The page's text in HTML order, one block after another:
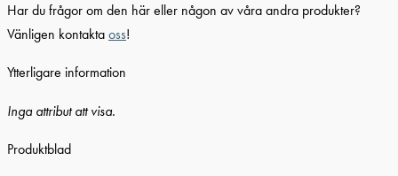
Har du frågor om den här eller någon av våra andra produkter?
Vänligen kontaktaoss!
Ytterligare information
Inga attribut att visa.
Produktblad